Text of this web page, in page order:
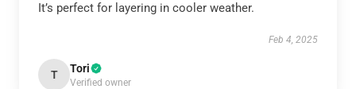
It’s perfect for layering in cooler weather.
Feb 4, 2025
T Tori
Verified owner